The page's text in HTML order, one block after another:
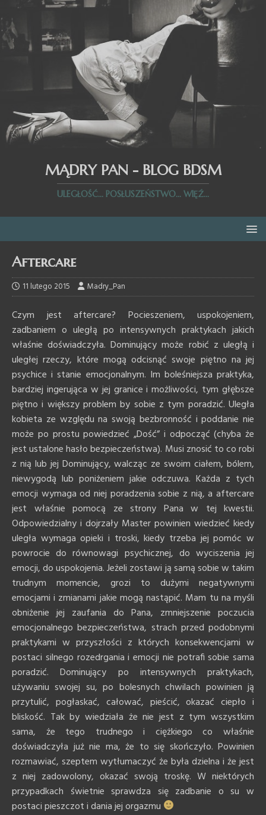
MĄDRY PAN - BLOG BDSM
ULEGŁOŚĆ... POSŁUSZEŃSTWO... WIĘŹ...
Aftercare
11 lutego 2015 Madry_Pan
Czym jest aftercare? Pocieszeniem, uspokojeniem,
zadbaniem o uległą po intensywnych praktykach jakich
właśnie doświadczyła. Dominujący może robić z uległą i
uległej rzeczy, które mogą odcisnąć swoje piętno na jej
psychice i stanie emocjonalnym. Im boleśniejsza praktyka,
bardziej ingerująca w jej granice i możliwości, tym głębsze
piętno i większy problem by sobie z tym poradzić. Uległa
kobieta ze względu na swoją bezbronność i poddanie nie
może po prostu powiedzieć „Dość” i odpocząć (chyba że
jest ustalone hasło bezpieczeństwa). Musi znosić to co robi
z nią lub jej Dominujący, walcząc ze swoim ciałem, bólem,
niewygodą lub poniżeniem jakie odczuwa. Każda z tych
emocji wymaga od niej poradzenia sobie z nią, a aftercare
jest właśnie pomocą ze strony Pana w tej kwestii.
Odpowiedzialny i dojrzały Master powinien wiedzieć kiedy
uległa wymaga opieki i troski, kiedy trzeba jej pomóc w
powrocie do równowagi psychicznej, do wyciszenia jej
emocji, do uspokojenia. Jeżeli zostawi ją samą sobie w takim
trudnym momencie, grozi to dużymi negatywnymi
emocjami i zmianami jakie mogą nastąpić. Mam tu na myśli
obniżenie jej zaufania do Pana, zmniejszenie poczucia
emocjonalnego bezpieczeństwa, strach przed podobnymi
praktykami w przyszłości z których konsekwencjami w
postaci silnego rozedrgania i emocji nie potrafi sobie sama
poradzić. Dominujący po intensywnych praktykach,
używaniu swojej su, po bolesnych chwilach powinien ją
przytulić, pogłaskać, całować, pieścić, okazać ciepło i
bliskość. Tak by wiedziała że nie jest z tym wszystkim
sama, że tego trudnego i ciężkiego co właśnie
doświadczyła już nie ma, że to się skończyło. Powinien
rozmawiać, szeptem wytłumaczyć że była dzielna i że jest
z niej zadowolony, okazać swoją troskę. W niektórych
przypadkach świetnie sprawdza się zadbanie o su w
postaci pieszczot i dania jej orgazmu